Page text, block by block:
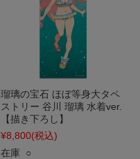
瑠璃の宝石 ほぼ等身大タペ
ストリー 谷川 瑠璃 水着ver.
【描き下ろし】
¥8,800(税込)
在庫 ○